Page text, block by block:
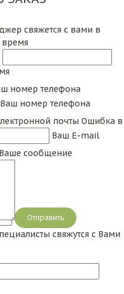
свяжется с вами в
номер телефона
Ваш номер телефона
почты Ошибка в
Ваш E-mail
сообщение
Сообщение
свяжутся с Вами